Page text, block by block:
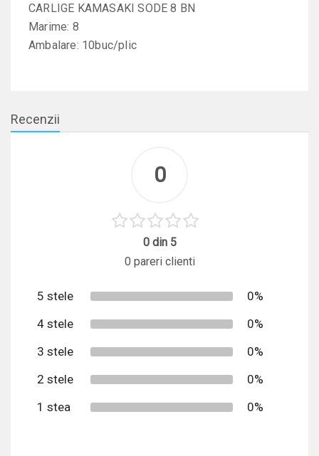
CARLIGE KAMASAKI SODE 8 BN
Marime: 8
Ambalare: 10buc/plic
Recenzii
0
0 din 5
0 pareri clienti
5 stele
0%
4 stele
0%
3 stele
0%
2 stele
0%
1 stea
0%